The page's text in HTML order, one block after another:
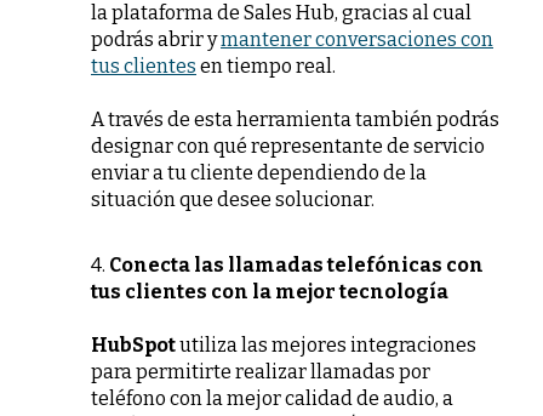
la plataforma de Sales Hub, gracias al cual
podrás abrir ymantener conversaciones con
tus clientes en tiempo real.
A través de esta herramienta también podrás
designar con qué representante de servicio
enviar a tu cliente dependiendo de la
situación que desee solucionar.
4. Conecta las llamadas telefónicas con
tus clientes con la mejor tecnología
HubSpotutiliza las mejores integraciones
para permitirte realizar llamadas por
teléfono con la mejor calidad de audio, a